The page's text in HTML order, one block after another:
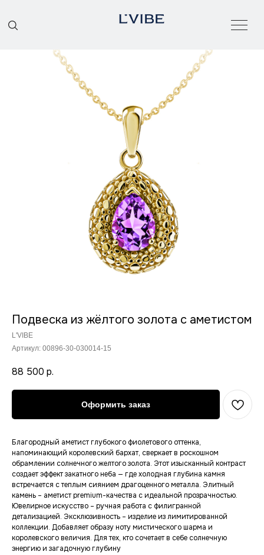
КАТАЛОГ
Подвеска из жёлтого золота с аметистом
L'VIBE
Артикул: 00896-30-030014-15
88 500 р.
Оформить заказ
Благородный аметист глубокого фиолетового оттенка,
напоминающий королевский бархат, сверкает в роскошном
обрамлении солнечного желтого золота. Этот изысканный контраст
создает эффект закатного неба — где холодная глубина камня
встречается с теплым сиянием драгоценного металла. Элитный
камень – аметист premium-качества с идеальной прозрачностью.
Ювелирное искусство – ручная работа с филигранной
детализацией. Эксклюзивность – изделие из лимитированной
коллекции. Добавляет образу ноту мистического шарма и
королевского величия. Для тех, кто сочетает в себе солнечную
энергию и загадочную глубину
Коллекция Luxe
Коллекция konfetki
Новинки
Оплата
Сертификат
Контакты